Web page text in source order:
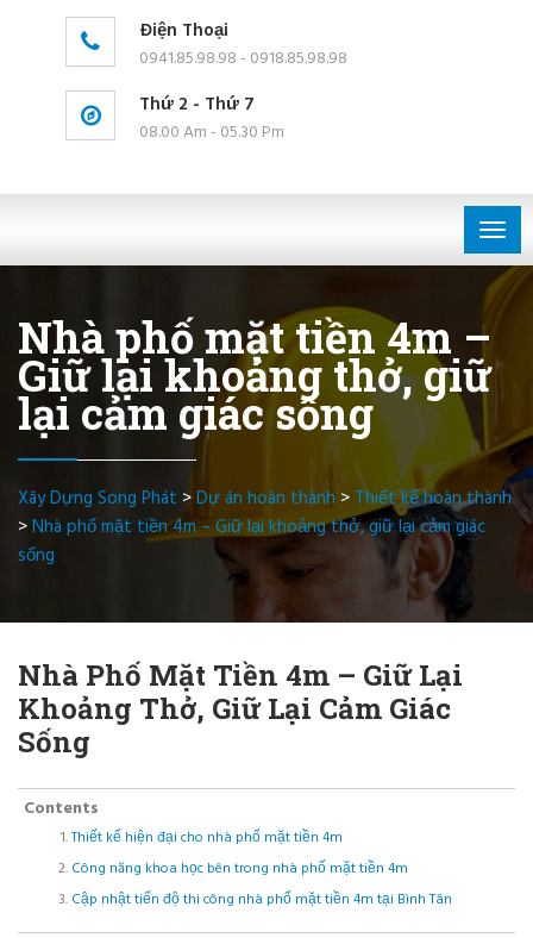
Điện Thoại
0941.85.98.98 - 0918.85.98.98
Thứ 2 - Thứ 7
08.00 Am - 05.30 Pm
Nhà phố mặt tiền 4m –
Giữ lại khoảng thở, giữ
lại cảm giác sống
Xây Dựng Song Phát >Dự án hoàn thành > Thiết kế hoàn thành
>Nhà phố mặt tiền 4m – Giữ lại khoảng thở, giữ lại cảm giác
sống
Nhà Phố Mặt Tiền 4m – Giữ Lại
Khoảng Thở, Giữ Lại Cảm Giác
Sống
Contents
Thiết kế hiện đại cho nhà phố mặt tiền 4m
Công năng khoa học bên trong nhà phố mặt tiền 4m
Cập nhật tiến độ thi công nhà phố mặt tiền 4m tại Bình Tân